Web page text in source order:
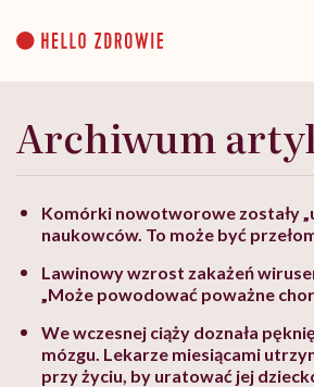
content
Archiwum
Komórki nowotworowe zostały
naukowców. To może być
Lawinowy wzrost zakażeń
„Może powodować poważne
We wczesnej ciąży doznała
mózgu. Lekarze miesiącami
przy życiu, by uratować jej